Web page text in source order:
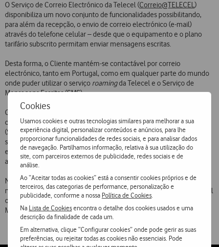
Cookies
Usamos cookies e outras tecnologias similares para melhorar a sua
experiência digital, personalizar conteúdos e anúncios, para lhe
proporcionar funcionalidades de redes sociais, e para analisar dados
de navegação. Partilhamos informação, relativa à sua utilização do
site, com parceiros externos de publicidade, redes sociais e de
análise.
Ao “Aceitar todas as cookies” está a consentir cookies próprios e de
terceiros, das categorias de performance, personalização e
publicidade, conforme a nossa Política de Cookies
Na Lista de Cookiesencontra o detalhe dos cookies usados e uma
descrição da finalidade de cada um.
Em alternativa, clique “Configurar cookies” onde pode gerir as suas
preferências, ou rejeitar todas as cookies não essenciais. Pode
O Serviço de Correio Electrónico da Telecel (Correio@TELECEL)
disponibiliza um novo conjunto de funcionalidades possibilitando,
para além da recepção, o envio de correio electrónico (e-mail)
através do telefone celular – desde que o equipamento e o plano
tarifário subscrito permitam enviar mensagens escritas.
Desta forma, o Cliente mantém-se contactável por correio
electrónico, tanto em Portugal, como em qualquer parte do mundo
onde puder utilizar o serviço roamingda Telecel e o Serviço de
Mensagens Escritas (SMS).
O correio electrónico enviado ou recebido pode conter até 640
caracteres, através da composição de quatro mensagens escritas
(SMS). A cada novo e-mail recebido é atribuído um número
sequencial. Quando o e-mail é decomposto em varias mensagens,
estas tem também a indicação de um número de ordem, que facilita
a sua leitura.
Nos casos em que o telefone celular, ou o plano tarifário do Cliente,
não permitem o envio de mensagens escritas, continua a ser possível
o envio de correio electrónico, através dos operadores do Centro de
Mensagens Telecel (0931 1820)